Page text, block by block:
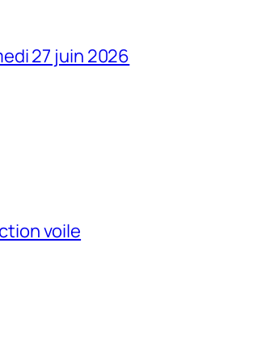
27 juin 2026
voile